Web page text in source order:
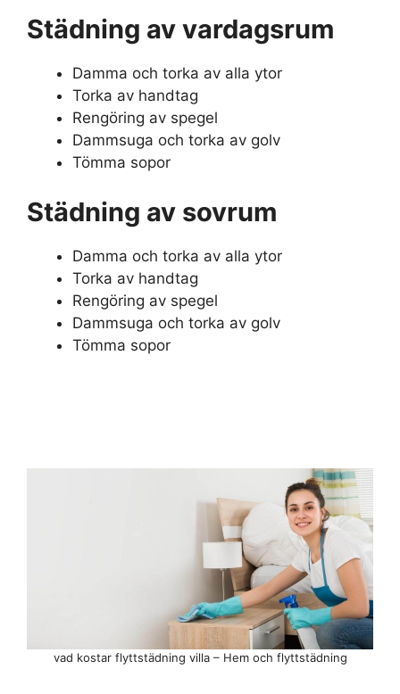
Städning av vardagsrum
Damma och torka av alla ytor
Torka av handtag
Rengöring av spegel
Dammsuga och torka av golv
Tömma sopor
Städning av sovrum
Damma och torka av alla ytor
Torka av handtag
Rengöring av spegel
Dammsuga och torka av golv
Tömma sopor
vad kostar flyttstädning villa – Hem och flyttstädning